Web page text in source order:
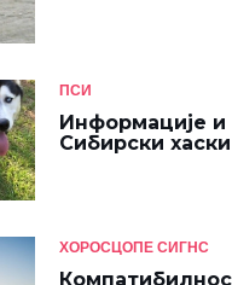
ПСИ
Информације и
Сибирски хаски
ХОРОСЦОПЕ СИГНС